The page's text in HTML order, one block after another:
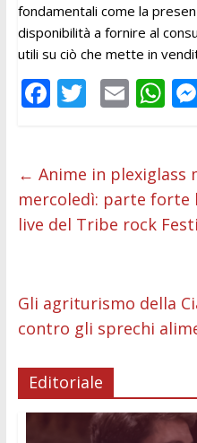
fondamentali come la
disponibilità a fornire al
utili su ciò che mette in
F
b
o
o
T
er
E
l
W
s
A
p
← Anime in plexiglass
mercoledì: parte forte
live del Tribe rock
Gli agriturismo della
contro gli sprechi
Editoriale